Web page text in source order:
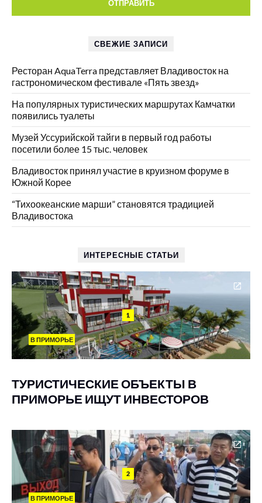
СВЕЖИЕ ЗАПИСИ
Ресторан AquaTerra представляет Владивосток на
гастрономическом фестивале «Пять звезд»
На популярных туристических маршрутах Камчатки
появились туалеты
Музей Уссурийской тайги в первый год работы
посетили более 15 тыс. человек
Владивосток принял участие в круизном форуме в
Южной Корее
“Тихоокеанские марши” становятся традицией
Владивостока
ИНТЕРЕСНЫЕ СТАТЬИ
1
В ПРИМОРЬЕ
ТУРИСТИЧЕСКИЕ ОБЪЕКТЫ В
ПРИМОРЬЕ ИЩУТ ИНВЕСТОРОВ
2
В ПРИМОРЬЕ